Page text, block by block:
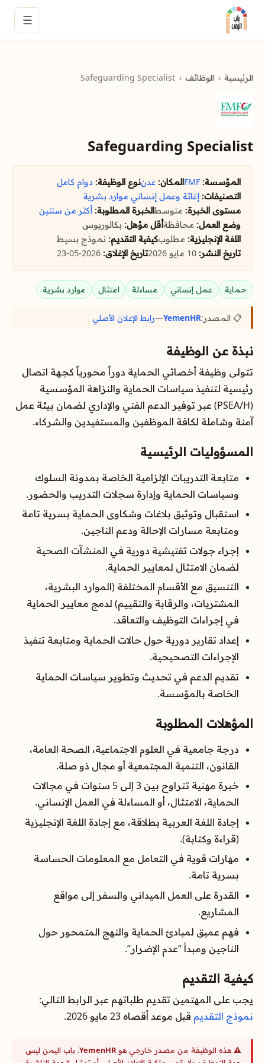
☰
الرئيسية الوظائف Safeguarding Specialist
Safeguarding Specialist
المؤسسة: FMFالمكان: عدننوع الوظيفة: دوام كامل
التصنيفات: إغاثة وعمل إنساني موارد بشرية
مستوى الخبرة: متوسطالخبرة المطلوبة: أكثر من سنتين
وضع العمل: محافظةأقل مؤهل: بكالوريوس
اللغة الإنجليزية: مطلوبكيفية التقديم: نموذج بسيط
تاريخ النشر:
تاريخ الإغلاق:
حماية عمل إنساني مساءلة امتثال موارد بشرية
📋 المصدر:YemenHR
—رابط الإعلان الأصلي
نبذة عن الوظيفة
تتولى وظيفة أخصائي الحماية دوراً محورياً كجهة اتصال
رئيسية لتنفيذ سياسات الحماية والنزاهة المؤسسية
(PSEA/H) عبر توفير الدعم الفني والإداري لضمان بيئة عمل
آمنة وشاملة لكافة الموظفين والمستفيدين والشركاء.
المسؤوليات الرئيسية
متابعة التدريبات الإلزامية الخاصة بمدونة السلوك
وسياسات الحماية وإدارة سجلات التدريب والحضور.
استقبال وتوثيق بلاغات وشكاوى الحماية بسرية تامة
ومتابعة مسارات الإحالة ودعم الناجين.
إجراء جولات تفتيشية دورية في المنشآت الصحية
لضمان الامتثال لمعايير الحماية.
التنسيق مع الأقسام المختلفة (الموارد البشرية،
المشتريات، والرقابة والتقييم) لدمج معايير الحماية
في إجراءات التوظيف والتعاقد.
إعداد تقارير دورية حول حالات الحماية ومتابعة تنفيذ
الإجراءات التصحيحية.
تقديم الدعم في تحديث وتطوير سياسات الحماية
الخاصة بالمؤسسة.
المؤهلات المطلوبة
درجة جامعية في العلوم الاجتماعية، الصحة العامة،
القانون، التنمية المجتمعية أو مجال ذو صلة.
خبرة مهنية تتراوح بين 3 إلى 5 سنوات في مجالات
الحماية، الامتثال، أو المساءلة في العمل الإنساني.
إجادة اللغة العربية بطلاقة، مع إجادة اللغة الإنجليزية
(قراءة وكتابة).
مهارات قوية في التعامل مع المعلومات الحساسة
بسرية تامة.
القدرة على العمل الميداني والسفر إلى مواقع
المشاريع.
فهم عميق لمبادئ الحماية والنهج المتمحور حول
الناجين ومبدأ “عدم الإضرار”.
كيفية التقديم
يجب على المهتمين تقديم طلباتهم عبر الرابط التالي:
نموذج التقديم قبل موعد أقصاه 23 مايو 2026.
⚠️ هذه الوظيفة من مصدر خارجي هو YemenHR. باب اليمن ليس